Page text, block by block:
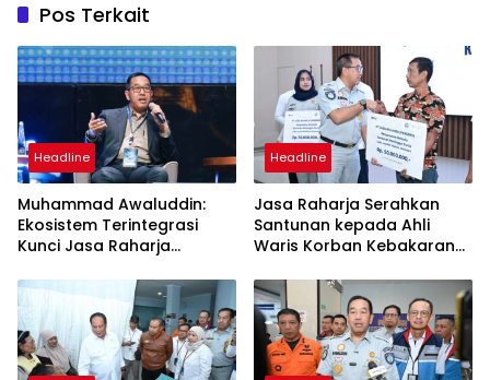
Pos Terkait
Headline
Muhammad Awaluddin:
Ekosistem Terintegrasi
Kunci Jasa Raharja
Maksimal Kepada
Masyarakat
Headline
Jasa Raharja Serahkan
Santunan kepada Ahli
Waris Korban Kebakaran